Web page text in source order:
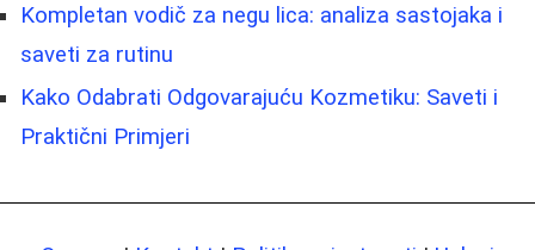
Kompletan vodič za negu lica: analiza sastojaka i
saveti za rutinu
Kako Odabrati Odgovarajuću Kozmetiku: Saveti i
Praktični Primjeri